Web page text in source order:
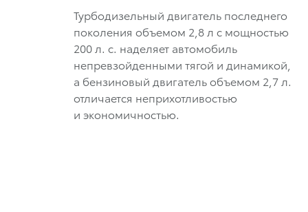
Турбодизельный двигатель последнего
поколения объемом 2,8 л с мощностью
200 л. с. наделяет автомобиль
непревзойденными тягой и динамикой,
а бензиновый двигатель объемом 2,7 л.
отличается неприхотливостью
и экономичностью.